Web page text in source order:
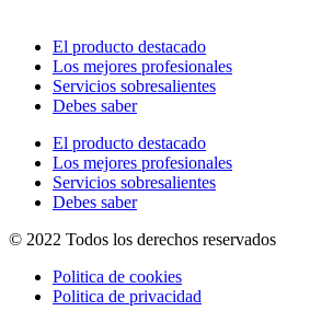
El producto destacado
Los mejores profesionales
Servicios sobresalientes
Debes saber
El producto destacado
Los mejores profesionales
Servicios sobresalientes
Debes saber
© 2022 Todos los derechos reservados
Politica de cookies
Politica de privacidad